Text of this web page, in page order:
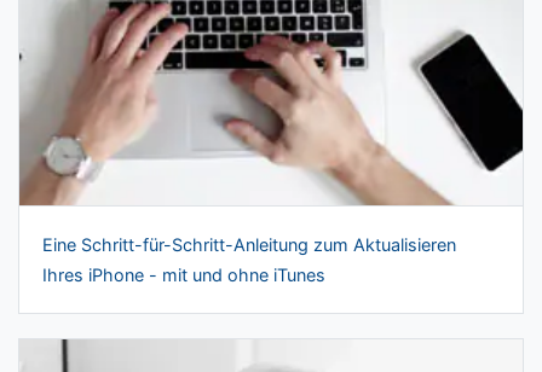
Eine Schritt-für-Schritt-Anleitung zum Aktualisieren
Ihres iPhone - mit und ohne iTunes